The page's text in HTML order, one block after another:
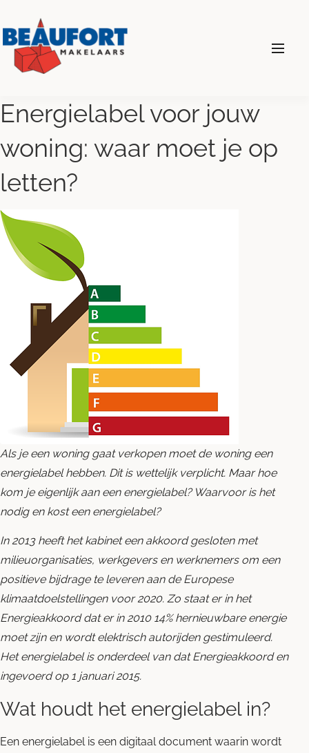
Diensten
Bedrijven
Contact opnemen
Energielabel voor jouw
woning: waar moet je op
letten?
Als je een woning gaat verkopen moet de woning een
energielabel hebben. Dit is wettelijk verplicht. Maar hoe
kom je eigenlijk aan een energielabel? Waarvoor is het
nodig en kost een energielabel?
In 2013 heeft het kabinet een akkoord gesloten met
milieuorganisaties, werkgevers en werknemers om een
positieve bijdrage te leveren aan de Europese
klimaatdoelstellingen voor 2020. Zo staat er in het
Energieakkoord dat er in 2010 14% hernieuwbare energie
moet zijn en wordt elektrisch autorijden gestimuleerd.
Het energielabel is onderdeel van dat Energieakkoord en
ingevoerd op 1 januari 2015.
Wat houdt het energielabel in?
Een energielabel is een digitaal document waarin wordt